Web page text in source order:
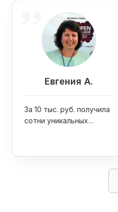
Евгения А.
За 10 тыс. руб. получила
сотни уникальных